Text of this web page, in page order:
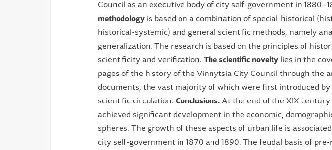
Council as an executive body of city self-government in
methodology is based on a combination of special-historical
historical-systemic) and general scientific methods, namely
generalization. The research is based on the principles of
scientificity and verification. The scientific novelty lies in the
pages of the history of the Vinnytsia City Council through the
documents, the vast majority of which were first introduced
scientific circulation. Conclusions. At the end of the XIX
achieved significant development in the economic,
spheres. The growth of these aspects of urban life is
city self-government in 1870 and 1890. The feudal basis of